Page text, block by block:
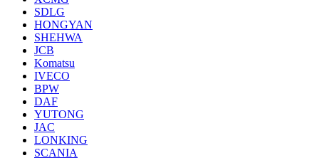
SDLG
HONGYAN
SHEHWA
JCB
Komatsu
IVECO
BPW
DAF
YUTONG
JAC
LONKING
SCANIA